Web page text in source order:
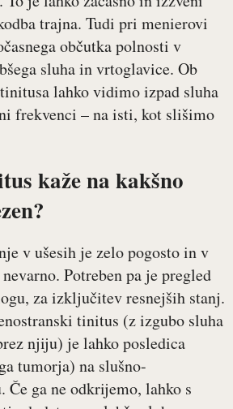
trajna. Tudi pri menierovi
občutka polnosti v
sluha in vrtoglavice. Ob
lahko vidimo izpad sluha
frekvenci – na isti, kot slišimo
kaže na kakšno
v ušesih je zelo pogosto in v
Potreben pa je pregled
za izključitev resnejših stanj.
tinitus (z izgubo sluha
njiju) je lahko posledica
tumorja) na slušno-
Če ga ne odkrijemo, lahko s